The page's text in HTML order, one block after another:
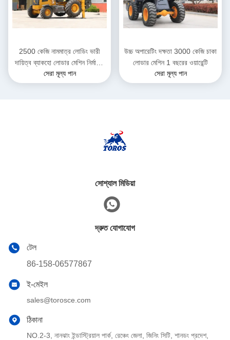
2500 কেজি নামমাত্র লোডিং ভারী
দায়িত্ব ব্যাকহো লোডার মেশিন নির্মাণের
জন্য
সেরা মূল্য পান
উচ্চ অপারেটিং দক্ষতা 3000 কেজি চাকা
লোডার মেশিন 1 বছরের ওয়ারেন্টি
সেরা মূল্য পান
সোশ্যাল মিডিয়া
দ্রুত যোগাযোগ
টেল
86-158-06577867
ই-মেইল
sales@torosce.com
ঠিকানা
NO.2-3, নানঝাং ইন্ডাস্ট্রিয়াল পার্ক, রেঞ্চেং জেলা, জিনিং সিটি, শানডং প্রদেশ,